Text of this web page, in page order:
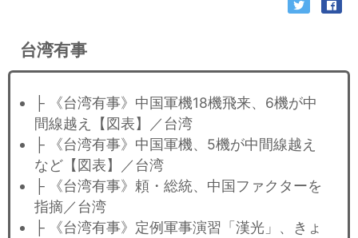
台湾有事
├ 《台湾有事》中国軍機18機飛来、6機が中
間線越え【図表】／台湾
├ 《台湾有事》中国軍機、5機が中間線越え
など【図表】／台湾
├ 《台湾有事》頼・総統、中国ファクターを
指摘／台湾
├ 《台湾有事》定例軍事演習「漢光」、きょ